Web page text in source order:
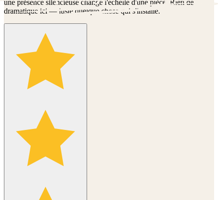
une présence silencieuse change l'échelle d'une pièce. Rien de
dramatique ici — juste quelque chose qui s'installe.